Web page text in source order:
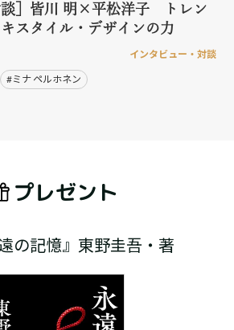
談］皆川 明×平松洋子 トレン
キスタイル・デザインの力
インタビュー・対談
#ミナ ペルホネン
プレゼント
の記憶』東野圭吾・著